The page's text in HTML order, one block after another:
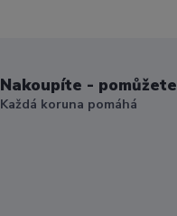
Nakoupíte - pomůžete
Každá koruna pomáhá